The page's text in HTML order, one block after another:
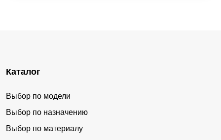
Каталог
Выбор по модели
Выбор по назначению
Выбор по материалу